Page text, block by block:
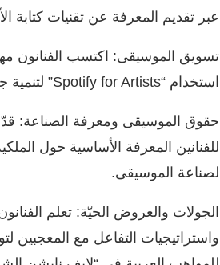
عبر تقديم المعرفة عن تقنيات كتابة
تسويق الموسيقى: اكتسب الفنانون
استخدام “Spotify for Artists” لتنمية جمهورهم.
للفنانين المعرفة الأساسية حول
لصناعة الموسيقى.
الجولات والعروض الحيّة: تعلم
واستراتيجيات التفاعل مع